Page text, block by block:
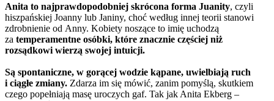
Anita to najprawdopodobniej skrócona forma Juanity, czyli
hiszpańskiej Joanny lub Janiny, choć według innej teorii stanowi
zdrobnienie od Anny. Kobiety noszące to imię uchodzą
za temperamentne osóbki, które znacznie częściej niż
rozsądkowi wierzą swojej intuicji.
Są spontaniczne, w gorącej wodzie kąpane, uwielbiają ruch
i ciągłe zmiany. Zdarza im się mówić, zanim pomyślą, skutkiem
czego popełniają masę uroczych gaf. Tak jak Anita Ekberg –